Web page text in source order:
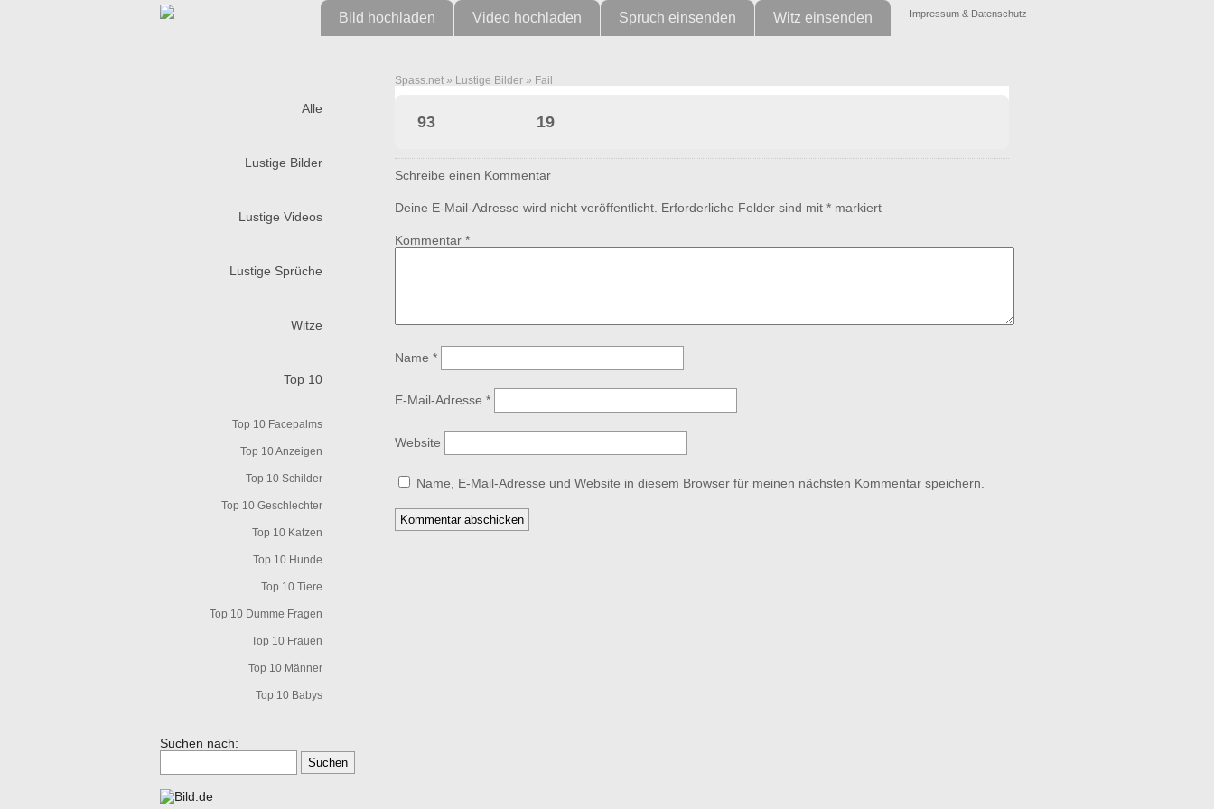
Impressum & Datenschutz
Bild hochladen Video hochladen Spruch einsenden Witz einsenden
Alle
Lustige Bilder
Lustige Videos
Lustige Sprüche
Witze
Top 10
Top 10 Facepalms
Top 10 Anzeigen
Top 10 Schilder
Top 10 Geschlechter
Top 10 Katzen
Top 10 Hunde
Top 10 Tiere
Top 10 Dumme Fragen
Top 10 Frauen
Top 10 Männer
Top 10 Babys
Suchen nach:
Spass.net » Lustige Bilder » Fail
93 19
Schreibe einen Kommentar
Deine E-Mail-Adresse wird nicht veröffentlicht. Erforderliche Felder sind mit * markiert
Kommentar *
Name *
E-Mail-Adresse *
Website
Name, E-Mail-Adresse und Website in diesem Browser für meinen nächsten Kommentar speichern.